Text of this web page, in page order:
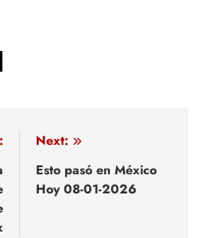
Next:
Esto pasó en México
Hoy 08-01-2026